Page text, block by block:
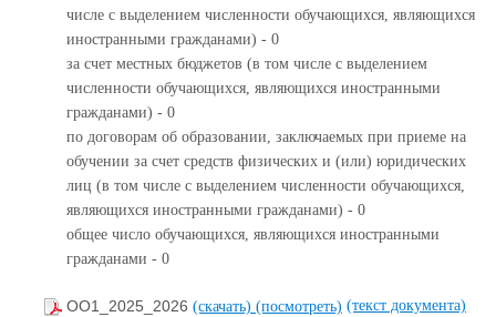
числе с выделением численности обучающихся, являющихся
иностранными гражданами) - 0
за счет местных бюджетов (в том числе с выделением
численности обучающихся, являющихся иностранными
гражданами) - 0
по договорам об образовании, заключаемых при приеме на
обучении за счет средств физических и (или) юридических
лиц (в том числе с выделением численности обучающихся,
являющихся иностранными гражданами) - 0
общее число обучающихся, являющихся иностранными
гражданами - 0
ОО1_2025_2026 (скачать) (посмотреть) (текст документа)